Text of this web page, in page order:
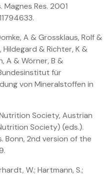
Res. 2001
A & Grossklaus, Rolf &
Hildegard & Richter, K &
A & Wörner, B &
für
von Mineralstoffen in
Society, Austrian
Society) (eds.).
Bonn, 2nd version of the
W.; Hartmann, S.;